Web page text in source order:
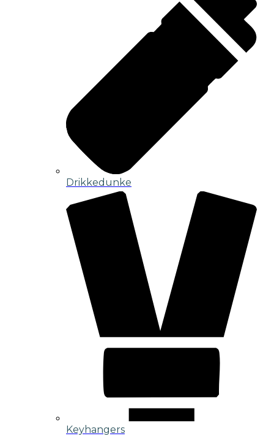
Drikkedunke
Keyhangers